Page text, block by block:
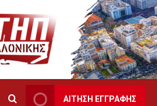
ΑΙΤΗΣΗ ΕΓΓΡΑΦΗΣ